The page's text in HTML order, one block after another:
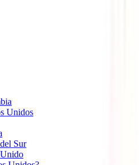
Unidos
Sur